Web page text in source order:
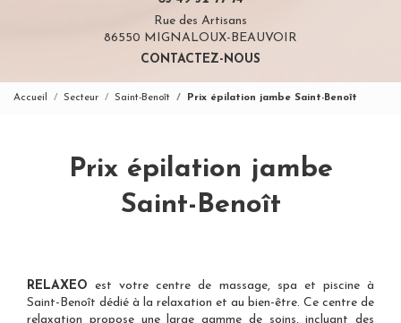
Rue des Artisans
86550 MIGNALOUX-BEAUVOIR
CONTACTEZ-NOUS
Accueil Secteur Saint-Benoît Prix épilation jambe Saint-Benoît
Prix épilation jambe
Saint-Benoît
RELAXEO est votrecentre de massage, spa et piscine à
Saint-Benoît dédié à la relaxation et au bien-être. Ce centre de
relaxation propose une large gamme de soins, incluant des